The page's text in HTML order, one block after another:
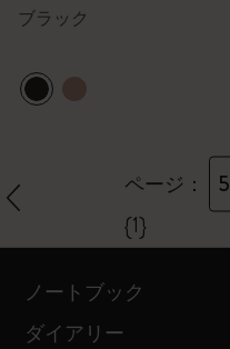
ブラック
ページ： 5
{1}
ノートブック
ダイアリー